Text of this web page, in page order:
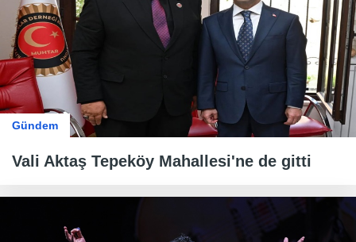
Gündem
Vali Aktaş Tepeköy Mahallesi'ne de gitti